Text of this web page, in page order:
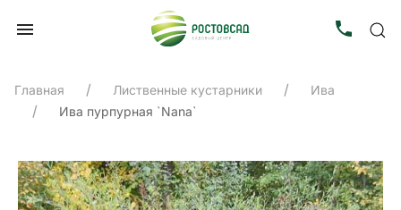
Главная Лиственные кустарники
Ива
Ива пурпурная `Nana`